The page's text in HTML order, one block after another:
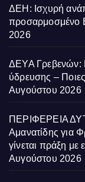
ΔΕΗ: Ισχυρή
προσαρμοσμένο
2026
ΔΕΥΑ Γρεβενών:
ύδρευσης –
Αυγούστου 2026
ΠΕΡΙΦΕΡΕΙΑ
Αμανατίδης για
γίνεται πράξη
Αυγούστου 2026